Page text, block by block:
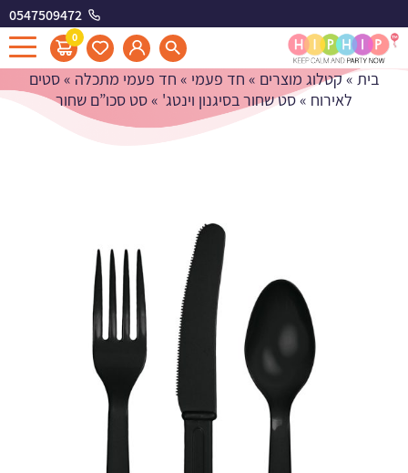
0547509472
0סט סכו"ם שחור
בית»קטלוג מוצרים » חד פעמי » חד פעמי מתכלה »סטים
לאירוח »סט שחור בסיגנון וינטג' »סט סכו”ם שחור